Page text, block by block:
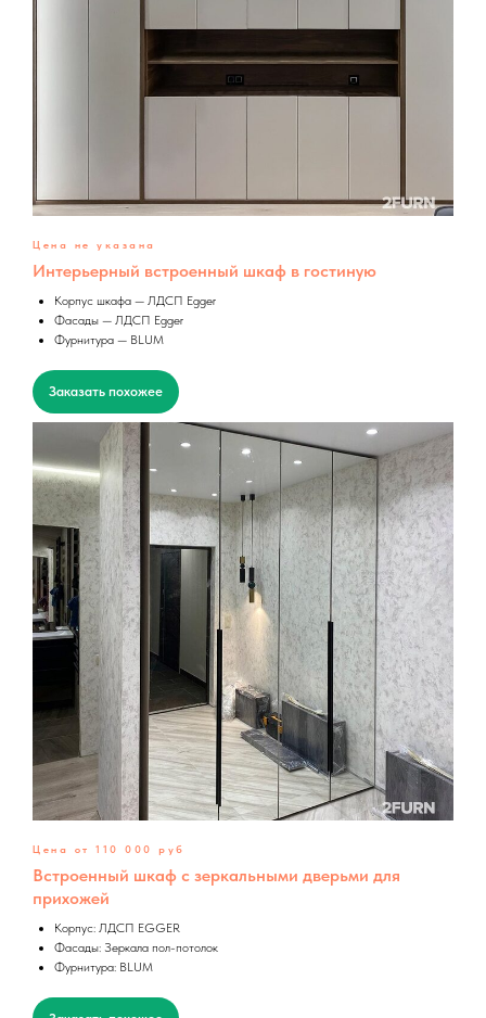
Цена не указана
Интерьерный встроенный шкаф в гостиную
Корпус шкафа — ЛДСП Egger
Фасады — ЛДСП Egger
Фурнитура — BLUM
Заказать похожее
Цена от 110 000 руб
Встроенный шкаф с зеркальными дверьми для
прихожей
Корпус: ЛДСП EGGER
Фасады: Зеркала пол-потолок
Фурнитура: BLUM